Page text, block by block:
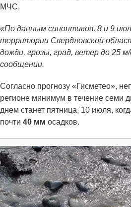
МЧС.
«По данным синоптиков, 8 и 9
территории Свердловской
дожди, грозы, град, ветер до 25
сообщении.
Согласно прогнозу «Гисметео»,
регионе минимум в течение
днем станет пятница, 10 июля,
почти 40 мм осадков.